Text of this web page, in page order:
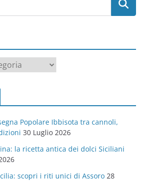
Popolare Ibbisota tra cannoli,
30 Luglio 2026
la ricetta antica dei dolci Siciliani
scopri i riti unici di Assoro 28